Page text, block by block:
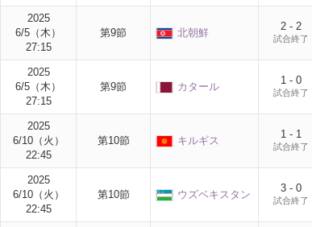
2025
6/5（木）
27:15
第9節 北朝鮮
2 - 2
試合終了
2025
6/5（木）
27:15
第9節 カタール
1 - 0
試合終了
2025
6/10（火）
22:45
第10節 キルギス
1 - 1
試合終了
2025
6/10（火）
22:45
第10節 ウズベキスタン
3 - 0
試合終了